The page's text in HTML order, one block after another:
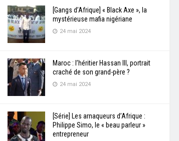
[Gangs d’Afrique] « Black Axe », la
mystérieuse mafia nigériane
24 mai 2024
Maroc : l’héritier Hassan III, portrait
craché de son grand-père ?
24 mai 2024
[Série] Les arnaqueurs d’Afrique :
Philippe Simo, le « beau parleur »
entrepreneur